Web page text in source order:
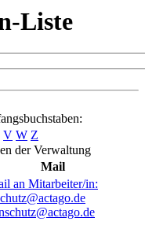
Liste
V W Z
der Verwaltung
Mail